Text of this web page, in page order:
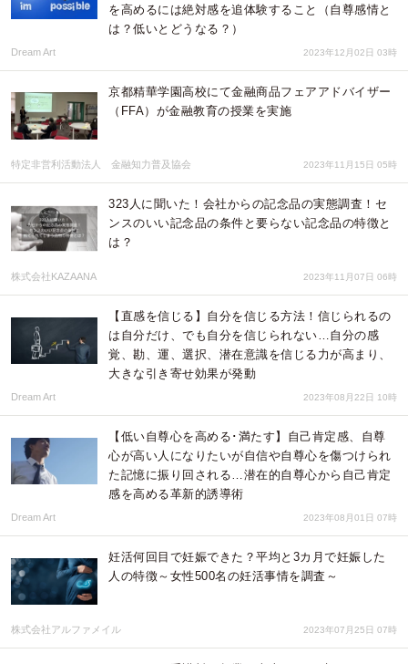
を高めるには絶対感を追体験すること（自尊感情と
は？低いとどうなる？）
Dream Art 2023年12月02日 03時
京都精華学園高校にて金融商品フェアアドバイザー
（FFA）が金融教育の授業を実施
特定非営利活動法人 金融知力普及協会 2023年11月15日 05時
323人に聞いた！会社からの記念品の実態調査！セ
ンスのいい記念品の条件と要らない記念品の特徴と
は？
株式会社KAZAANA 2023年11月07日 06時
【直感を信じる】自分を信じる方法！信じられるの
は自分だけ、でも自分を信じられない…自分の感
覚、勘、運、選択、潜在意識を信じる力が高まり、
大きな引き寄せ効果が発動
Dream Art 2023年08月22日 10時
【低い自尊心を高める･満たす】自己肯定感、自尊
心が高い人になりたいが自信や自尊心を傷つけられ
た記憶に振り回される…潜在的自尊心から自己肯定
感を高める革新的誘導術
Dream Art 2023年08月01日 07時
妊活何回目で妊娠できた？平均と3カ月で妊娠した
人の特徴～女性500名の妊活事情を調査～
株式会社アルファメイル 2023年07月25日 07時